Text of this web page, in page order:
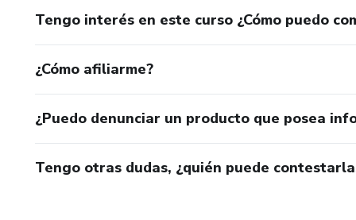
Tengo interés en este curso ¿Cómo puedo
¿Cómo afiliarme?
¿Puedo denunciar un producto que posea
Tengo otras dudas, ¿quién puede